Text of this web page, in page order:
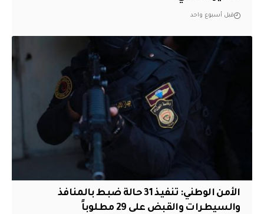
قبل أسبوع واحد
الأمن الوطني: تنفيذ 31 حالة ضبط بالمنافذ
والسيطرات والقبض على 29 مطلوباً